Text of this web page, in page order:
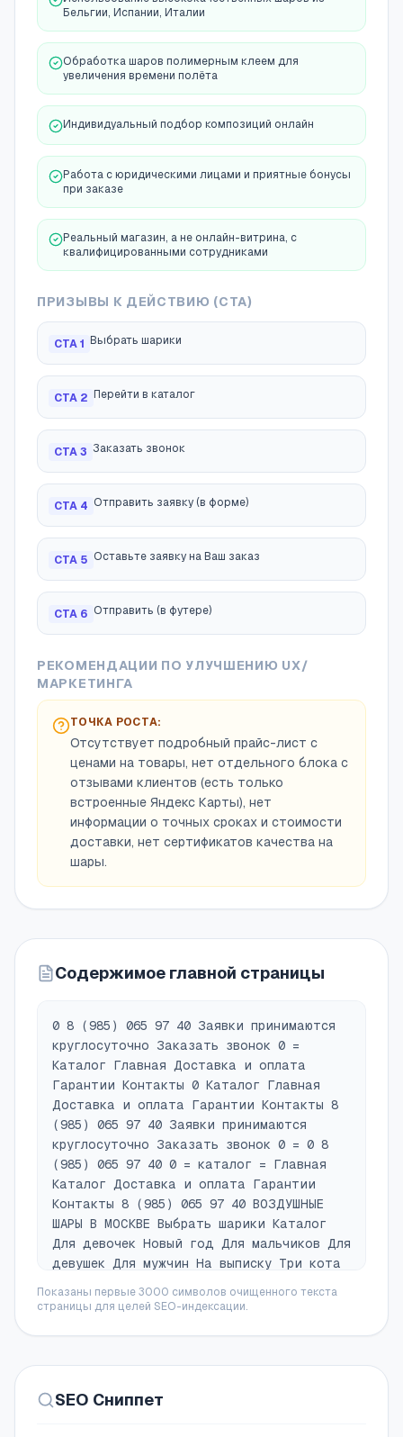
Бельгии, Испании, Италии
Обработка шаров полимерным клеем для
увеличения времени полёта
Индивидуальный подбор композиций онлайн
Работа с юридическими лицами и приятные бонусы
при заказе
Реальный магазин, а не онлайн-витрина, с
квалифицированными сотрудниками
ПРИЗЫВЫ К ДЕЙСТВИЮ (CTA)
CTA 1 Выбрать шарики
CTA 2 Перейти в каталог
CTA 3 Заказать звонок
CTA 4 Отправить заявку (в форме)
CTA 5 Оставьте заявку на Ваш заказ
CTA 6 Отправить (в футере)
РЕКОМЕНДАЦИИ ПО УЛУЧШЕНИЮ UX/
МАРКЕТИНГА
ТОЧКА РОСТА:
Отсутствует подробный прайс-лист с
ценами на товары, нет отдельного блока с
отзывами клиентов (есть только
встроенные Яндекс Карты), нет
информации о точных сроках и стоимости
доставки, нет сертификатов качества на
шары.
Содержимое главной страницы
0 8 (985) 065 97 40 Заявки принимаются
круглосуточно Заказать звонок 0 =
Каталог Главная Доставка и оплата
Гарантии Контакты 0 Каталог Главная
Доставка и оплата Гарантии Контакты 8
(985) 065 97 40 Заявки принимаются
круглосуточно Заказать звонок 0 = 0 8
(985) 065 97 40 0 = каталог = Главная
Каталог Доставка и оплата Гарантии
Контакты 8 (985) 065 97 40 ВОЗДУШНЫЕ
ШАРЫ В МОСКВЕ Выбрать шарики Каталог
Для девочек Новый год Для мальчиков Для
девушек Для мужчин На выписку Три кота
Гендер-пати Фотозоны и оформление Шары
Показаны первые 3000 символов очищенного текста
страницы для целей SEO-индексации.
SEO Сниппет